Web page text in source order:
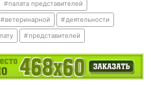
палата представителей
ветеринарной деятельности
представителей